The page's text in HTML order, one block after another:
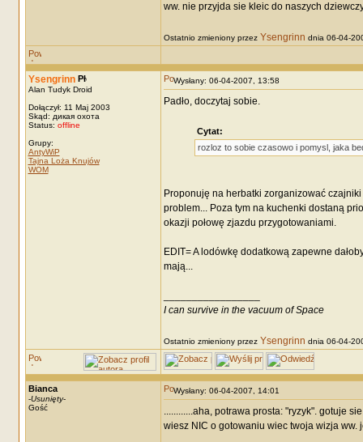
ww. nie przyjda sie kleic do naszych
Ostatnio zmieniony przez Ysengrinn dnia 06-04-
Ysengrinn
Alan Tudyk Droid
Dołączył: 11 Maj 2003
Skąd: дикая охота
Status: offline
Grupy:
AntyWiP
Tajna Loża Knujów
WOM
Wysłany: 06-04-2007, 13:58
Padło, doczytaj sobie.
Cytat:
rozloz to sobie czasowo i pomysl, jaka
Proponuję na herbatki zorganizować
problem... Poza tym na kuchenki dostaną
okazji połowę zjazdu przygotowaniami.
EDIT= A lodówkę dodatkową zapewne
mają...
I can survive in the vacuum of Space
Ostatnio zmieniony przez Ysengrinn dnia 06-04-
Bianca
-Usunięty-
Gość
Wysłany: 06-04-2007, 14:01
............aha, potrawa prosta: "ryzyk". gotuje
wiesz NIC o gotowaniu wiec twoja wizja ww.